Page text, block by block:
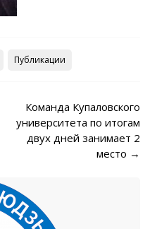
Публикации
Команда Купаловского
университета по итогам
двух дней занимает 2
место →